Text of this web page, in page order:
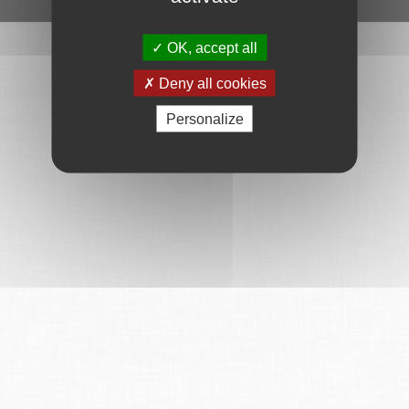
OK, accept all
Deny all cookies
Personalize